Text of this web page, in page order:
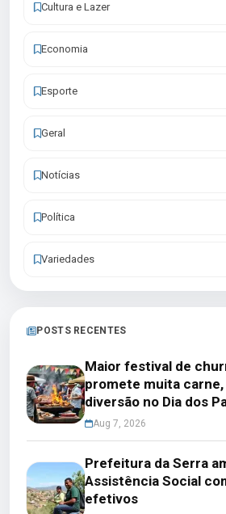
Cultura e Lazer
Economia
Esporte
Geral
Notícias
Política
Variedades
POSTS RECENTES
Maior festival de
promete muita carne,
diversão no Dia dos
Aug 7, 2026
Prefeitura da Serra
Assistência Social
efetivos